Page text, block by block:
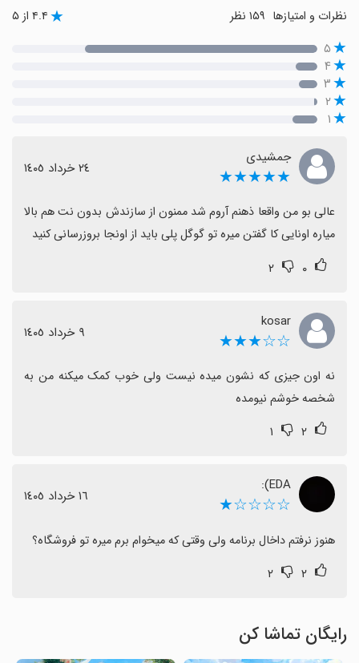
نظرات و امتیازها ۴.۴ از ۵
۵
۴
۳
۲
۱
جمشیدی
★★★★★ ٢٤ خرداد ١٤٠٥
میاره اونایی کا گفتن میره تو گوگل پلی باید از اونجا بروزرسانی کنید
۰ ۲
kosar
☆☆★★★ ٩ خرداد ١٤٠٥
شخصه خوشم نیومده
۲ ۱
EDA):
☆☆☆☆★ ١٦ خرداد ١٤٠٥
هنوز نرفتم داخال برنامه ولی وقتی که میخوام برم میره تو فروشگاه؟
۲ ۲
رایگان تماشا کن